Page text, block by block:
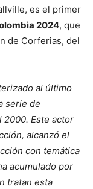
es el primer
2024, que
de Corferias, del
al último
serie de
2000. Este actor
alcanzó el
con temática
acumulado por
tratan esta